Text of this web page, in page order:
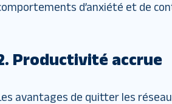
d’anxiété et de
Productivité accrue
avantages de quitter les